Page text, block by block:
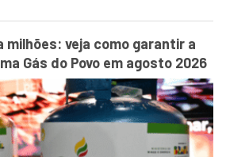
veja como garantir a
Gás do Povo em agosto 2026